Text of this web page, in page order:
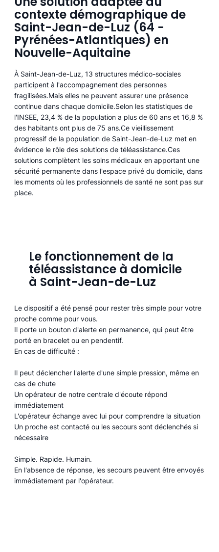
contexte démographique de
Saint-Jean-de-Luz (64 -
Pyrénées-Atlantiques) en
Nouvelle-Aquitaine
À Saint-Jean-de-Luz, 13 structures médico-sociales
participent à l'accompagnement des personnes
fragilisées.Mais elles ne peuvent assurer une présence
continue dans chaque domicile.Selon les statistiques de
l'INSEE, 23,4 % de la population a plus de 60 ans et 16,8 %
des habitants ont plus de 75 ans.Ce vieillissement
progressif de la population de Saint-Jean-de-Luz met en
évidence le rôle des solutions de téléassistance.Ces
solutions complètent les soins médicaux en apportant une
sécurité permanente dans l'espace privé du domicile, dans
les moments où les professionnels de santé ne sont pas sur
place.
Le fonctionnement de la
téléassistance à domicile
à Saint-Jean-de-Luz
Le dispositif a été pensé pour rester très simple pour votre
proche comme pour vous.
Il porte un bouton d'alerte en permanence, qui peut être
porté en bracelet ou en pendentif.
En cas de difficulté :
Il peut déclencher l'alerte d'une simple pression, même en
cas de chute
Un opérateur de notre centrale d'écoute répond
immédiatement
L'opérateur échange avec lui pour comprendre la situation
Un proche est contacté ou les secours sont déclenchés si
nécessaire
Simple. Rapide. Humain.
En l'absence de réponse, les secours peuvent être envoyés
immédiatement par l'opérateur.